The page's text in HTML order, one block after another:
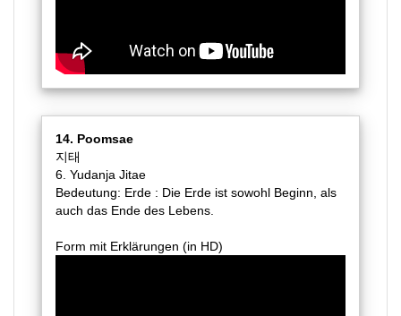
14. Poomsae
지태
6. Yudanja Jitae
Bedeutung: Erde : Die Erde ist sowohl Beginn, als
auch das Ende des Lebens.
Form mit Erklärungen (in HD)